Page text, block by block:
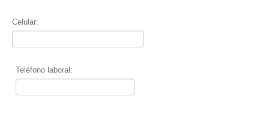
Celular:
Teléfono laboral: